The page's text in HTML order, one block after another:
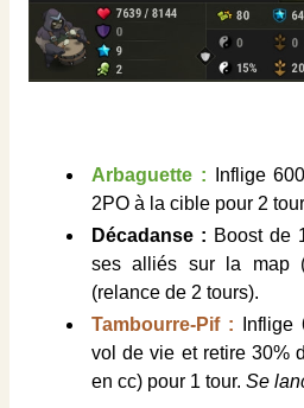
Arbaguette : Inflige
2PO à la cible pour 2
Décadanse : Boost de
ses alliés sur la map
(relance de 2 tours).
Tambourre-Pif : Inflige
vol de vie et retire 30%
en cc) pour 1 tour. Se